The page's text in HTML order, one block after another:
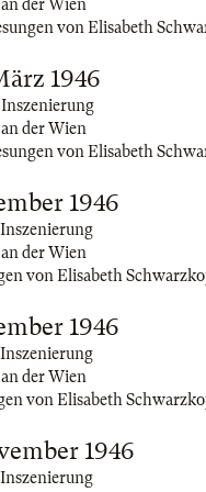
der Wien
von Elisabeth
1946
der Wien
von Elisabeth
1946
der Wien
von Elisabeth
1946
der Wien
von Elisabeth
1946